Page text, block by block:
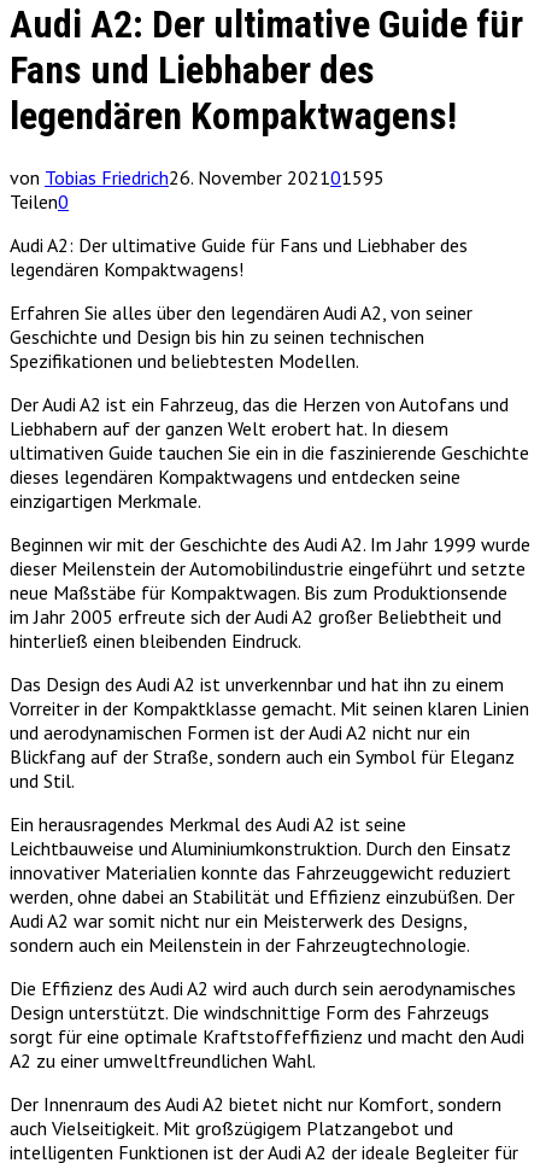
Audi A2: Der ultimative Guide für
Fans und Liebhaber des
legendären Kompaktwagens!
von Tobias Friedrich26. November 202101595
Teilen0
Audi A2: Der ultimative Guide für Fans und Liebhaber des
legendären Kompaktwagens!
Erfahren Sie alles über den legendären Audi A2, von seiner
Geschichte und Design bis hin zu seinen technischen
Spezifikationen und beliebtesten Modellen.
Der Audi A2 ist ein Fahrzeug, das die Herzen von Autofans und
Liebhabern auf der ganzen Welt erobert hat. In diesem
ultimativen Guide tauchen Sie ein in die faszinierende Geschichte
dieses legendären Kompaktwagens und entdecken seine
einzigartigen Merkmale.
Beginnen wir mit der Geschichte des Audi A2. Im Jahr 1999 wurde
dieser Meilenstein der Automobilindustrie eingeführt und setzte
neue Maßstäbe für Kompaktwagen. Bis zum Produktionsende
im Jahr 2005 erfreute sich der Audi A2 großer Beliebtheit und
hinterließ einen bleibenden Eindruck.
Das Design des Audi A2 ist unverkennbar und hat ihn zu einem
Vorreiter in der Kompaktklasse gemacht. Mit seinen klaren Linien
und aerodynamischen Formen ist der Audi A2 nicht nur ein
Blickfang auf der Straße, sondern auch ein Symbol für Eleganz
und Stil.
Ein herausragendes Merkmal des Audi A2 ist seine
Leichtbauweise und Aluminiumkonstruktion. Durch den Einsatz
innovativer Materialien konnte das Fahrzeuggewicht reduziert
werden, ohne dabei an Stabilität und Effizienz einzubüßen. Der
Audi A2 war somit nicht nur ein Meisterwerk des Designs,
sondern auch ein Meilenstein in der Fahrzeugtechnologie.
Die Effizienz des Audi A2 wird auch durch sein aerodynamisches
Design unterstützt. Die windschnittige Form des Fahrzeugs
sorgt für eine optimale Kraftstoffeffizienz und macht den Audi
A2 zu einer umweltfreundlichen Wahl.
Der Innenraum des Audi A2 bietet nicht nur Komfort, sondern
auch Vielseitigkeit. Mit großzügigem Platzangebot und
intelligenten Funktionen ist der Audi A2 der ideale Begleiter für